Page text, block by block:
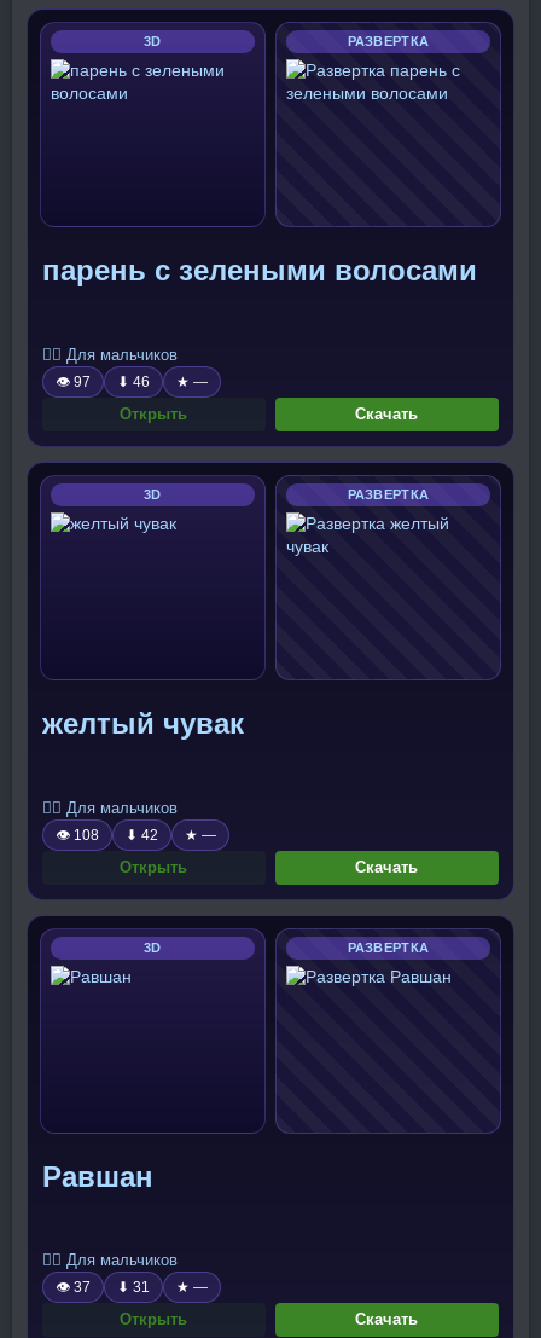
3D РАЗВЕРТКА
парень с зелеными волосами
🧍‍♂️ Для мальчиков
👁 97 ⬇ 46 ★ —
Открыть Скачать
3D РАЗВЕРТКА
желтый чувак
🧍‍♂️ Для мальчиков
👁 108 ⬇ 42 ★ —
Открыть Скачать
3D РАЗВЕРТКА
Равшан
🧍‍♂️ Для мальчиков
👁 37 ⬇ 31 ★ —
Открыть Скачать